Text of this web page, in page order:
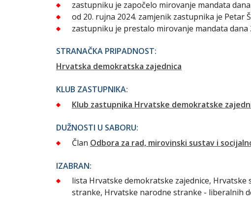
zastupniku je započelo mirovanje mandata
od 20. rujna 2024. zamjenik zastupnika je Petar
zastupniku je prestalo mirovanje mandata dana
STRANAČKA PRIPADNOST:
Hrvatska demokratska zajednica
KLUB ZASTUPNIKA:
Klub zastupnika Hrvatske demokratske
DUŽNOSTI U SABORU:
Član Odbora za rad, mirovinski sustav i
IZABRAN:
lista Hrvatske demokratske zajednice,
stranke, Hrvatske narodne stranke - liberalnih